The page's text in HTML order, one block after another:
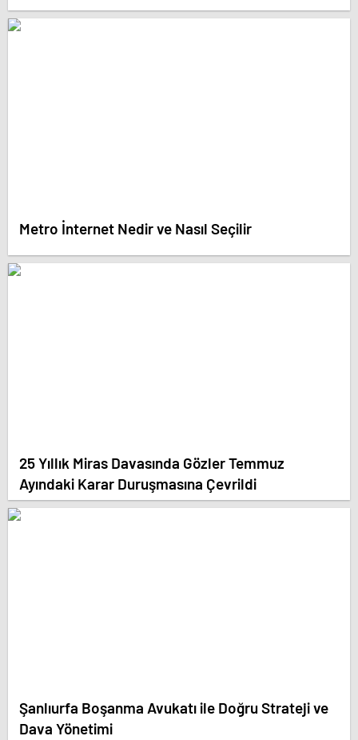
Metro İnternet Nedir ve Nasıl Seçilir
25 Yıllık Miras Davasında Gözler Temmuz
Ayındaki Karar Duruşmasına Çevrildi
Şanlıurfa Boşanma Avukatı ile Doğru Strateji ve
Dava Yönetimi